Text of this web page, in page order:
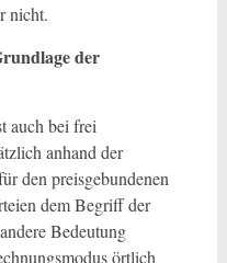
nicht.
der
auch bei frei
anhand der
den preisgebundenen
dem Begriff der
Bedeutung
örtlich